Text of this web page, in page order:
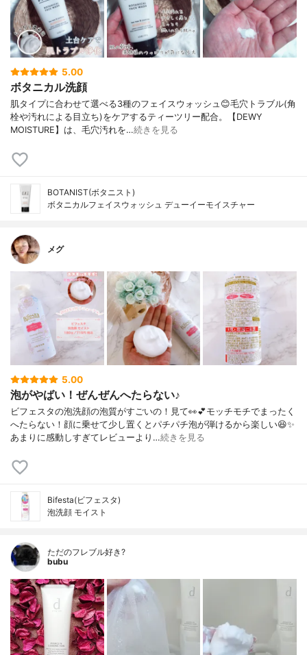
5.00
ボタニカル洗顔
肌タイプに合わせて選べる3種のフェイスウォッシュ😊毛穴トラブル(角
栓や汚れによる目立ち)をケアするティーツリー配合。【DEWY
MOISTURE】は、毛穴汚れを…続きを見る
BOTANIST(ボタニスト)
ボタニカルフェイスウォッシュ デューイーモイスチャー
メグ
5.00
泡がやばい！ぜんぜんへたらない♪
ビフェスタの泡洗顔の泡質がすごいの！見て👀💕モッチモチでまったく
へたらない！顔に乗せて少し置くとパチパチ泡が弾けるから楽しい😆✨
あまりに感動しすぎてレビューより…続きを見る
Bifesta(ビフェスタ)
泡洗顔 モイスト
ただのフレブル好き?
bubu